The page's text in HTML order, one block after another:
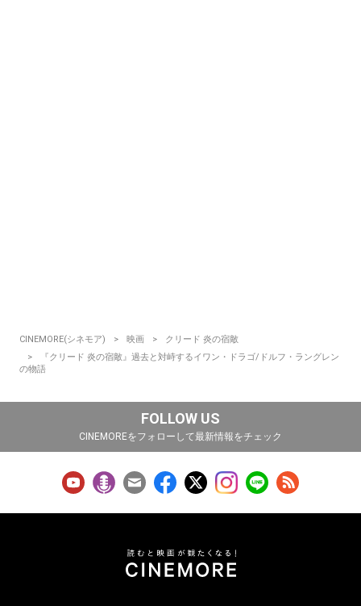
CINEMORE(シネモア) 映画
クリード 炎の宿敵
『クリード 炎の宿敵』過去と対峙するイワン・ドラゴ/ドルフ・ラングレン
の物語
FOLLOW US
CINEMOREをフォローして最新情報をチェック